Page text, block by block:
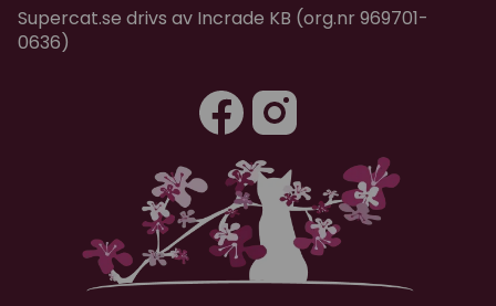
Supercat.se drivs av Incrade KB (org.nr 969701-
0636)